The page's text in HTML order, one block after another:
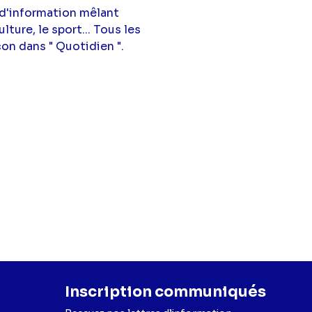
mêlant
le sport... Tous les
dans " Quotidien ".
Inscription communiqués